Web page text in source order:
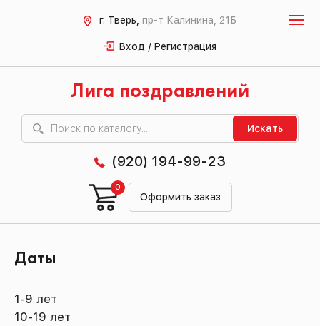
г. Тверь, пр-т Калинина, 21Б
Вход / Регистрация
Лига поздравлений
Искать
(920) 194-99-23
Оформить заказ
0
Даты
1-9 лет
10-19 лет